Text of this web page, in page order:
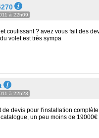
à 22h09
coulissant ? avez vous fait des
volet est très sympa
à 22h23
de devis pour l'installation
un peu moins de 19000€